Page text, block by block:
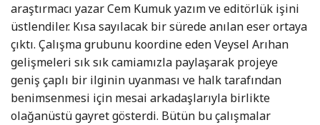
araştırmacı yazar Cem Kumuk yazım ve editörlük işini
üstlendiler. Kısa sayılacak bir sürede anılan eser ortaya
çıktı. Çalışma grubunu koordine eden Veysel Arıhan
gelişmeleri sık sık camiamızla paylaşarak projeye
geniş çaplı bir ilginin uyanması ve halk tarafından
benimsenmesi için mesai arkadaşlarıyla birlikte
olağanüstü gayret gösterdi. Bütün bu çalışmalar